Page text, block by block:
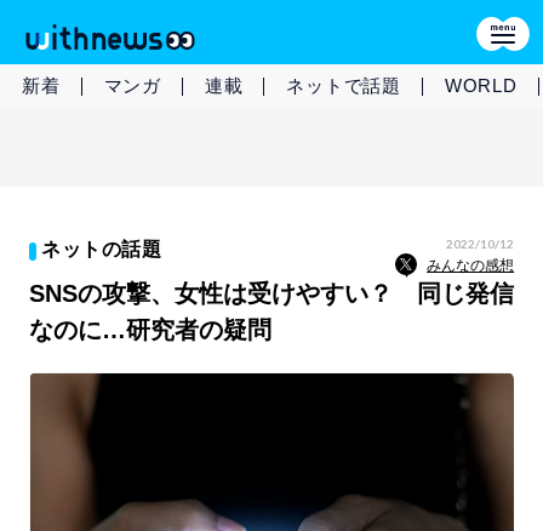
新着 マンガ 連載 ネットで話題 WORLD
ネットの話題 2022/10/12
みんなの感想
SNSの攻撃、女性は受けやすい？ 同じ発信
なのに…研究者の疑問